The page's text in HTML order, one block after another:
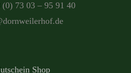
73 03 – 95 91 40
Shop